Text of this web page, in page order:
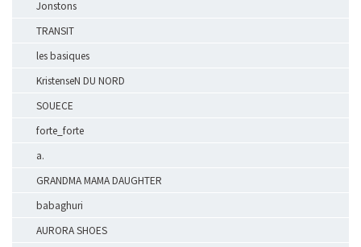
Jonstons
TRANSIT
les basiques
KristenseN DU NORD
SOUECE
forte_forte
a.
GRANDMA MAMA DAUGHTER
babaghuri
AURORA SHOES